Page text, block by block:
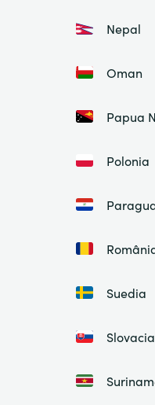
Nepal
Oman
Papua
Polonia
Suedia
Slovacia